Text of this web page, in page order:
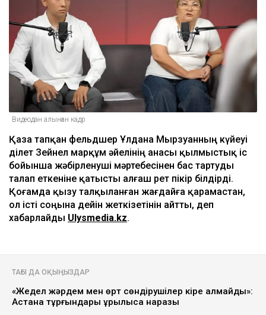
Видеодан алынған кадр
Қаза тапқан фельдшер Ұлдана Мырзуанның күйеуі
Әділет Зейнел марқұм әйелінің анасы қылмыстық іс
бойынша жәбірленуші мәртебесінен бас тартуды
талап еткеніне қатысты алғаш рет пікір білдірді.
Қоғамда қызу талқыланған жағдайға қарамастан,
ол істі соңына дейін жеткізетінін айтты, деп
хабарлайды Ulysmedia.kz.
ТАҒЫ ДА ОҚЫҢЫЗДАР
«Жедел жәрдем мен өрт сөндірушілер кіре алмайды»:
Астана тұрғындары құрылысқа наразы